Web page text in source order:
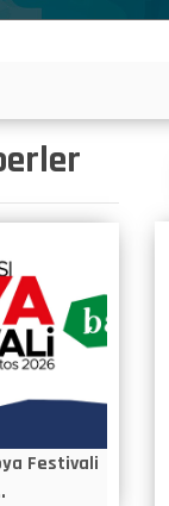
Festivali